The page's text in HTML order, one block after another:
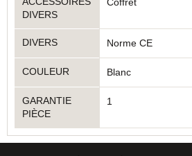
DIVERS
DIVERS Norme CE
COULEUR Blanc
GARANTIE
PIÈCE
1